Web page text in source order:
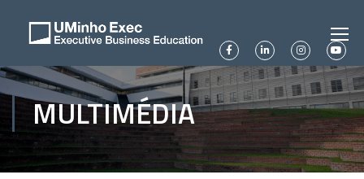
MULTIMÉDIA